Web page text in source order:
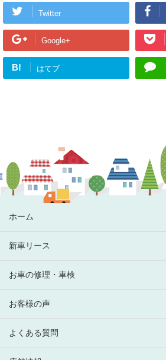
Twitter
Google+
B! はてブ
ホーム
新車リース
お車の修理・車検
お客様の声
よくある質問